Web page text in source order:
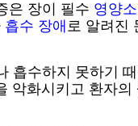
은 장이 필수 영양
흡수 장애 로 알려진
흡수하지 못하기
악화시키고 환자의